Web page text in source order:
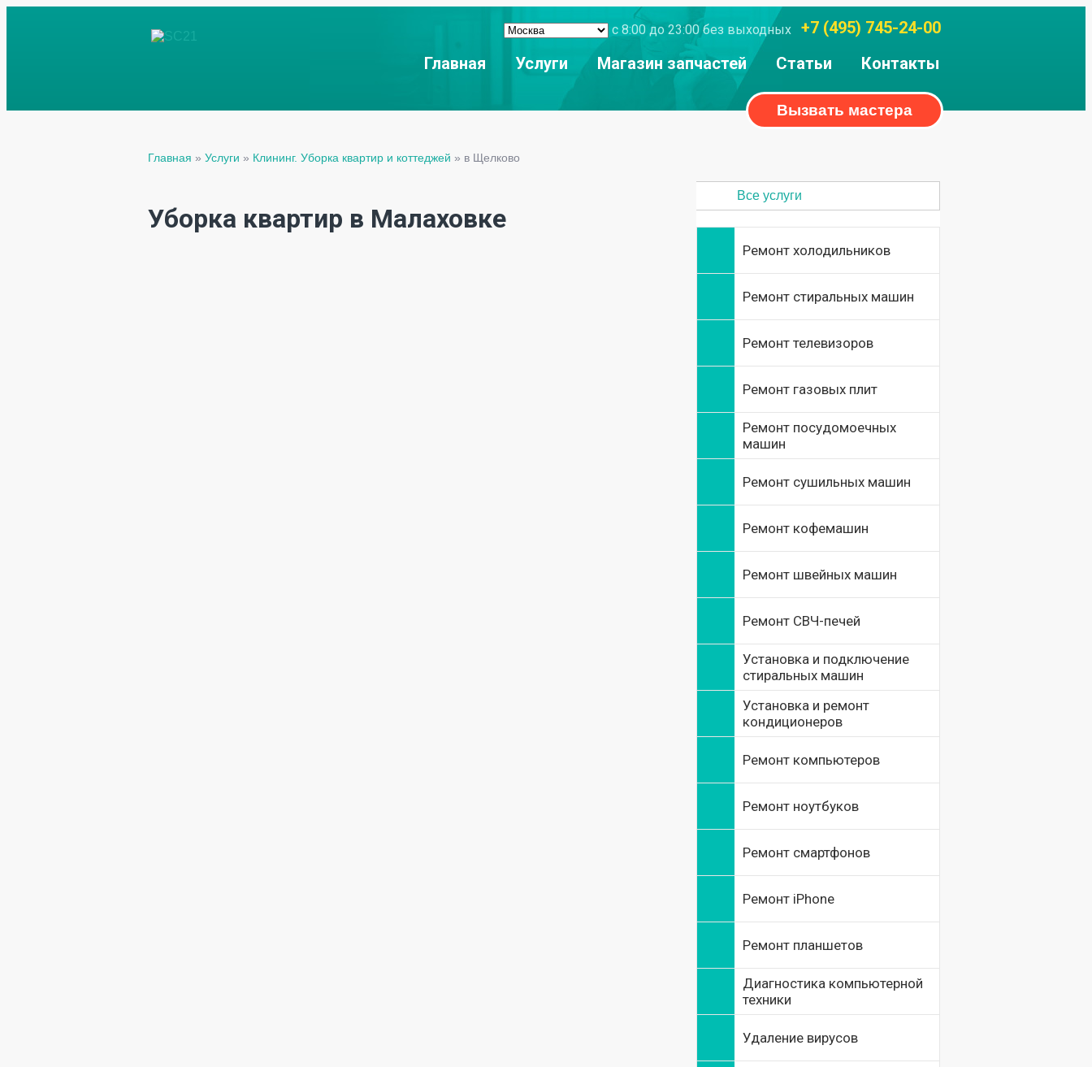
с 8:00 до 23:00 без выходных +7 (495) 745-24-00
Главная
Услуги Магазин запчастей Статьи Контакты
Вызвать мастера
Главная » Услуги » Клининг. Уборка квартир и коттеджей » в Щелково
Уборка квартир в Малаховке
Все услуги
Ремонт холодильников
Ремонт стиральных машин
Ремонт телевизоров
Ремонт газовых плит
Ремонт посудомоечных
машин
Ремонт сушильных машин
Ремонт кофемашин
Ремонт швейных машин
Ремонт СВЧ-печей
Установка и подключение
стиральных машин
Установка и ремонт
кондиционеров
Ремонт компьютеров
Ремонт ноутбуков
Ремонт смартфонов
Ремонт iPhone
Ремонт планшетов
Диагностика компьютерной
техники
Удаление вирусов